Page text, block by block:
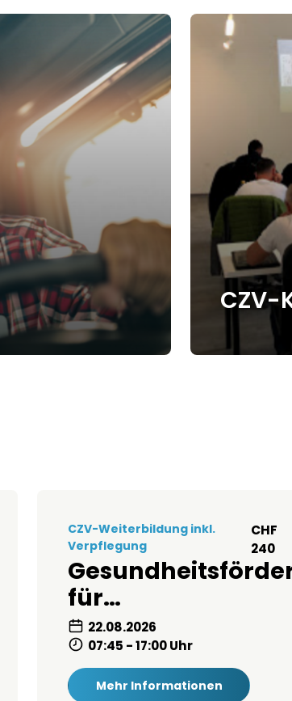
wir Sie
eine
CZV-
CZV-Weiterbildung inkl.
Verpflegung
CHF
240
für…
22.08.2026
07:45 - 17:00 Uhr
Mehr Informationen